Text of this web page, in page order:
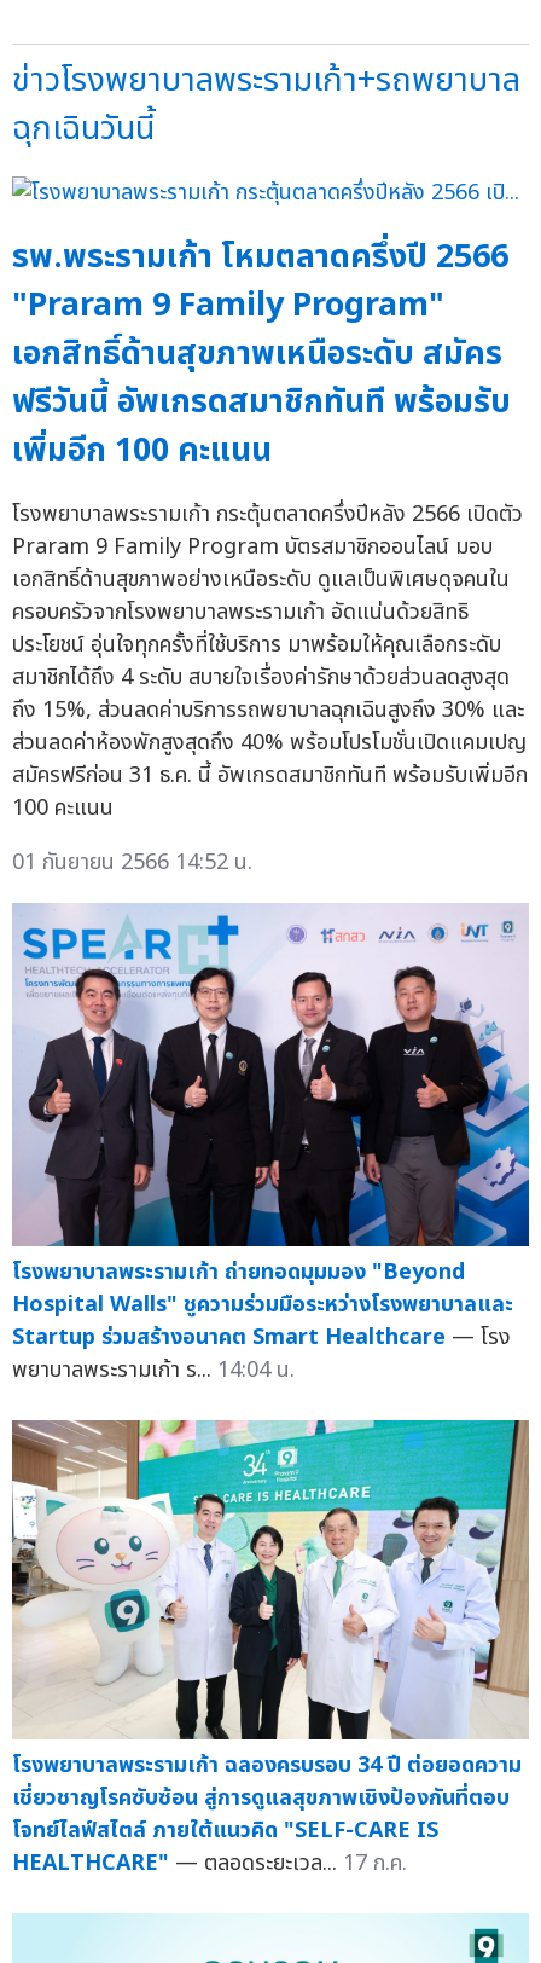
ข่าวโรงพยาบาลพระรามเก้า+รถพยาบาล
ฉุกเฉินวันนี้
รพ.พระรามเก้า โหมตลาดครึ่งปี 2566
"Praram 9 Family Program"
เอกสิทธิ์ด้านสุขภาพเหนือระดับ สมัคร
ฟรีวันนี้ อัพเกรดสมาชิกทันที พร้อมรับ
เพิ่มอีก 100 คะแนน
โรงพยาบาลพระรามเก้า กระตุ้นตลาดครึ่งปีหลัง 2566 เปิดตัว
Praram 9 Family Program บัตรสมาชิกออนไลน์ มอบ
เอกสิทธิ์ด้านสุขภาพอย่างเหนือระดับ ดูแลเป็นพิเศษดุจคนใน
ครอบครัวจากโรงพยาบาลพระรามเก้า อัดแน่นด้วยสิทธิ
ประโยชน์ อุ่นใจทุกครั้งที่ใช้บริการ มาพร้อมให้คุณเลือกระดับ
สมาชิกได้ถึง 4 ระดับ สบายใจเรื่องค่ารักษาด้วยส่วนลดสูงสุด
ถึง 15%, ส่วนลดค่าบริการรถพยาบาลฉุกเฉินสูงถึง 30% และ
ส่วนลดค่าห้องพักสูงสุดถึง 40% พร้อมโปรโมชั่นเปิดแคมเปญ
สมัครฟรีก่อน 31 ธ.ค. นี้ อัพเกรดสมาชิกทันที พร้อมรับเพิ่มอีก
100 คะแนน
01 กันยายน 2566 14:52 น.
โรงพยาบาลพระรามเก้า ถ่ายทอดมุมมอง "Beyond
Hospital Walls" ชูความร่วมมือระหว่างโรงพยาบาลและ
Startup ร่วมสร้างอนาคต Smart Healthcare — โรง
พยาบาลพระรามเก้า ร... 14:04 น.
โรงพยาบาลพระรามเก้า ฉลองครบรอบ 34 ปี ต่อยอดความ
เชี่ยวชาญโรคซับซ้อน สู่การดูแลสุขภาพเชิงป้องกันที่ตอบ
โจทย์ไลฟ์สไตล์ ภายใต้แนวคิด "SELF-CARE IS
HEALTHCARE" — ตลอดระยะเวล... 17 ก.ค.